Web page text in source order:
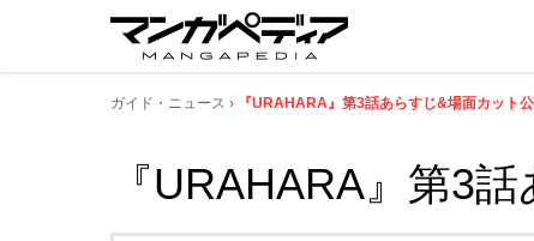
ガイド・ニュース 『URAHARA』第3話あらすじ&場面カット
『URAHARA』第3